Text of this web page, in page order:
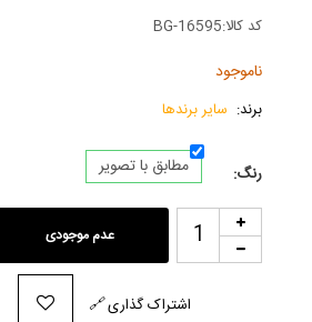
کد کالا:BG-16595
ناموجود
برند: سایر برندها
رنگ: مطابق با تصویر
عدم موجودی
🔗اشتراک گذاری